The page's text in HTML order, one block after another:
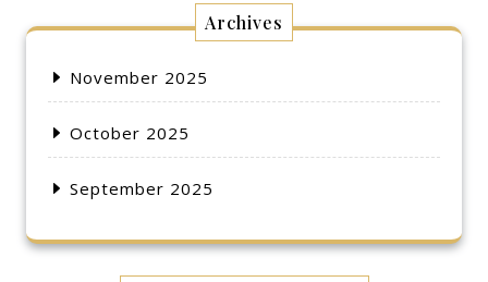
Archives
November 2025
October 2025
September 2025